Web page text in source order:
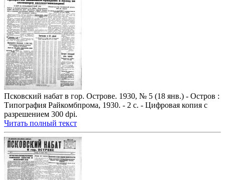
Псковский набат в гор. Острове. 1930, № 5 (18 янв.) - Остров :
Типография Райкомбпрома, 1930. - 2 с. - Цифровая копия с
разрешением 300 dpi.
Читать полный текст